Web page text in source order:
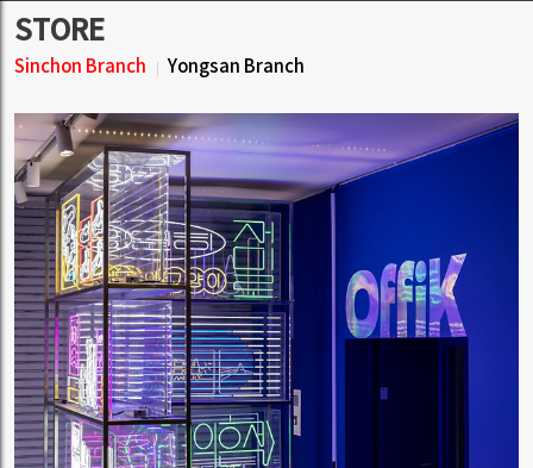
STORE
Sinchon Branch Yongsan Branch